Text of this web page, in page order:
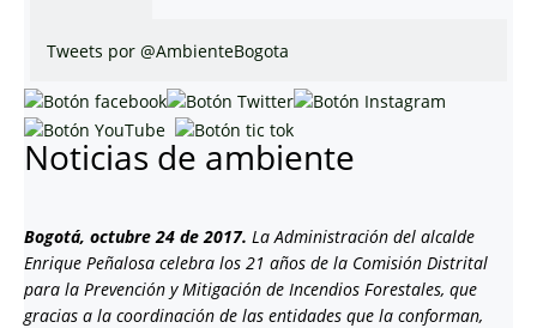
Tweets por @AmbienteBogota
Noticias de ambiente
Bogotá, octubre 24 de 2017. La Administración del alcalde
Enrique Peñalosa celebra los 21 años de la Comisión Distrital
para la Prevención y Mitigación de Incendios Forestales, que
gracias a la coordinación de las entidades que la conforman,